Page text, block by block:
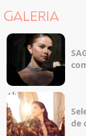
GALERIA
de